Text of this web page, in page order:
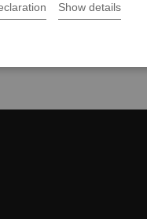
Show details